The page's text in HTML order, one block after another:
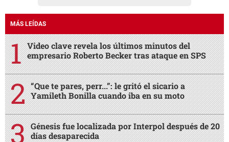
MÁS LEÍDAS
Video clave revela los últimos minutos del
empresario Roberto Becker tras ataque en SPS
“Que te pares, perr...”: le gritó el sicario a
Yamileth Bonilla cuando iba en su moto
Génesis fue localizada por Interpol después de 20
días desaparecida